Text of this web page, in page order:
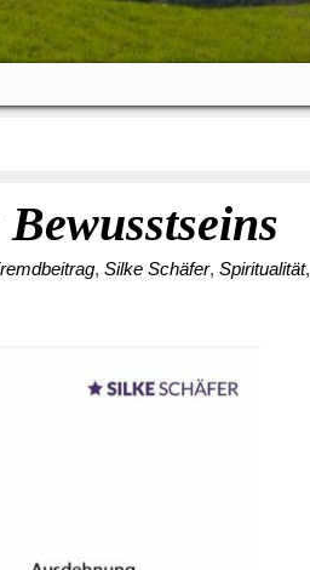
, Silke Schäfer, Spiritualität,